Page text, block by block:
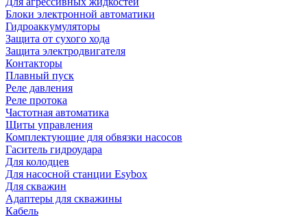
Блоки электронной автоматики
Гидроаккумуляторы
Защита от сухого хода
Защита электродвигателя
Контакторы
Плавный пуск
Реле давления
Реле протока
Частотная автоматика
Щиты управления
Комплектующие для обвязки насосов
Гаситель гидроудара
Для колодцев
Для насосной станции Esybox
Для скважин
Адаптеры для скважины
Кабель